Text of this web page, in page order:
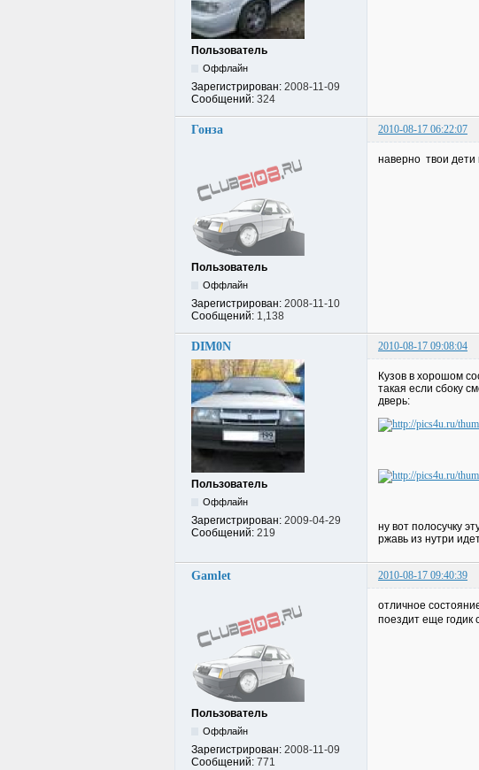
Пользователь
Оффлайн
Зарегистрирован: 2008-11-09
Сообщений: 324
Гонза 2010-08-17 06:22:07
Пользователь
Оффлайн
Зарегистрирован: 2008-11-10
Сообщений: 1,138
наверно твои дети
DIM0N 2010-08-17 09:08:04
Пользователь
Оффлайн
Зарегистрирован: 2009-04-29
Сообщений: 219
Кузов в хорошом
такая если сбоку
дверь:
ну вот полосучку
ржавь из нутри
Gamlet 2010-08-17 09:40:39
Пользователь
Оффлайн
Зарегистрирован: 2008-11-09
Сообщений: 771
отличное
поездит еще годик